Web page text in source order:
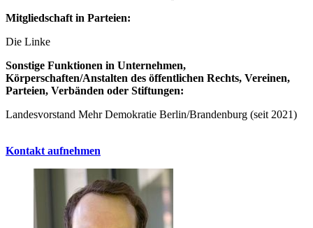
Mitgliedschaft in Parteien:
Die Linke
Sonstige Funktionen in Unternehmen,
Körperschaften/Anstalten des öffentlichen Rechts, Vereinen,
Parteien, Verbänden oder Stiftungen:
Landesvorstand Mehr Demokratie Berlin/Brandenburg (seit 2021)
Kontakt aufnehmen